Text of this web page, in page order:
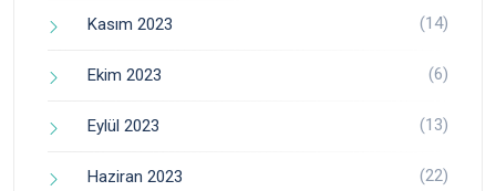
Kasım 2023 (14)
Ekim 2023 (6)
Eylül 2023 (13)
Haziran 2023 (22)